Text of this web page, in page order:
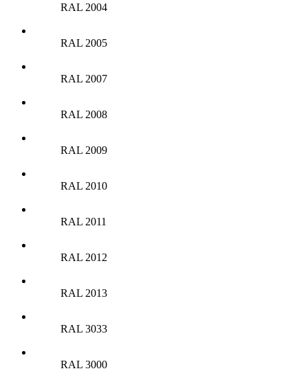
RAL 2004
RAL 2005
RAL 2007
RAL 2008
RAL 2009
RAL 2010
RAL 2011
RAL 2012
RAL 2013
RAL 3033
RAL 3000